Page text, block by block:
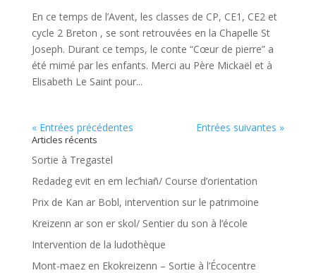
En ce temps de l’Avent, les classes de CP, CE1, CE2 et
cycle 2 Breton , se sont retrouvées en la Chapelle St
Joseph. Durant ce temps, le conte “Cœur de pierre” a
été mimé par les enfants. Merci au Père Mickaël et à
Elisabeth Le Saint pour...
« Entrées précédentes Entrées suivantes »
Articles récents
Sortie à Tregastel
Redadeg evit en em lec’hiañ/ Course d’orientation
Prix de Kan ar Bobl, intervention sur le patrimoine
Kreizenn ar son er skol/ Sentier du son à l’école
Intervention de la ludothèque
Mont-maez en Ekokreizenn – Sortie à l’Écocentre